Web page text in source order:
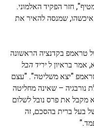
חזר הפקיד האלמוני.
שמנסה להאיר את
טראמפ בקדנציה הראשונה
אמר בראיון ליריד הבל
"יצא משליטה". "עצם
נורבגיה – שאינה מחליטה
מקבל את פרס נובל לשלום
בעל ברית בהסכם, זה